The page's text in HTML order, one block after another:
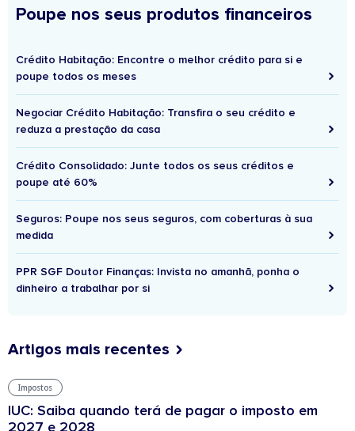
Poupe nos seus produtos financeiros
Crédito Habitação: Encontre o melhor crédito para si e
poupe todos os meses
Negociar Crédito Habitação: Transfira o seu crédito e
reduza a prestação da casa
Crédito Consolidado: Junte todos os seus créditos e
poupe até 60%
Seguros: Poupe nos seus seguros, com coberturas à sua
medida
PPR SGF Doutor Finanças: Invista no amanhã, ponha o
dinheiro a trabalhar por si
Artigos mais recentes
Impostos
IUC: Saiba quando terá de pagar o imposto em
2027 e 2028